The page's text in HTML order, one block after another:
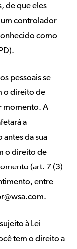
de que eles
um controlador
como
pessoais se
o direito de
momento. A
a
antes da sua
o direito de
(art. 7 (3)
entre
à Lei
tem o direito a